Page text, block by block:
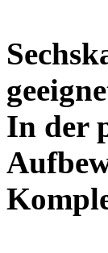
In der